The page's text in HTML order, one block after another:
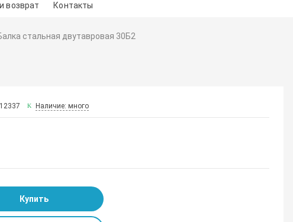
возврат Контакты
стальная двутавровая 30Б2
Наличие: много
Купить